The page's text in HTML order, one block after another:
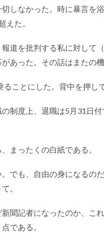
しなかった。時に暴言を
えた。
道を批判する私に対して
あった。その話はまたの機
ことにした。背中を押し
制度上、退職は5月31日
まったくの白紙である。
でも、自由の身になるの
。
聞記者になったのか、こ
である。